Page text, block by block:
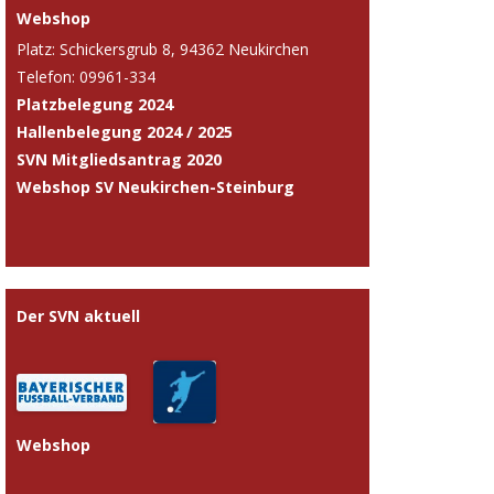
Webshop
Platz: Schickersgrub 8, 94362 Neukirchen
Telefon: 09961-334
Platzbelegung 2024
Hallenbelegung 2024 / 2025
SVN Mitgliedsantrag 2020
Webshop SV Neukirchen-Steinburg
Der SVN aktuell
Webshop